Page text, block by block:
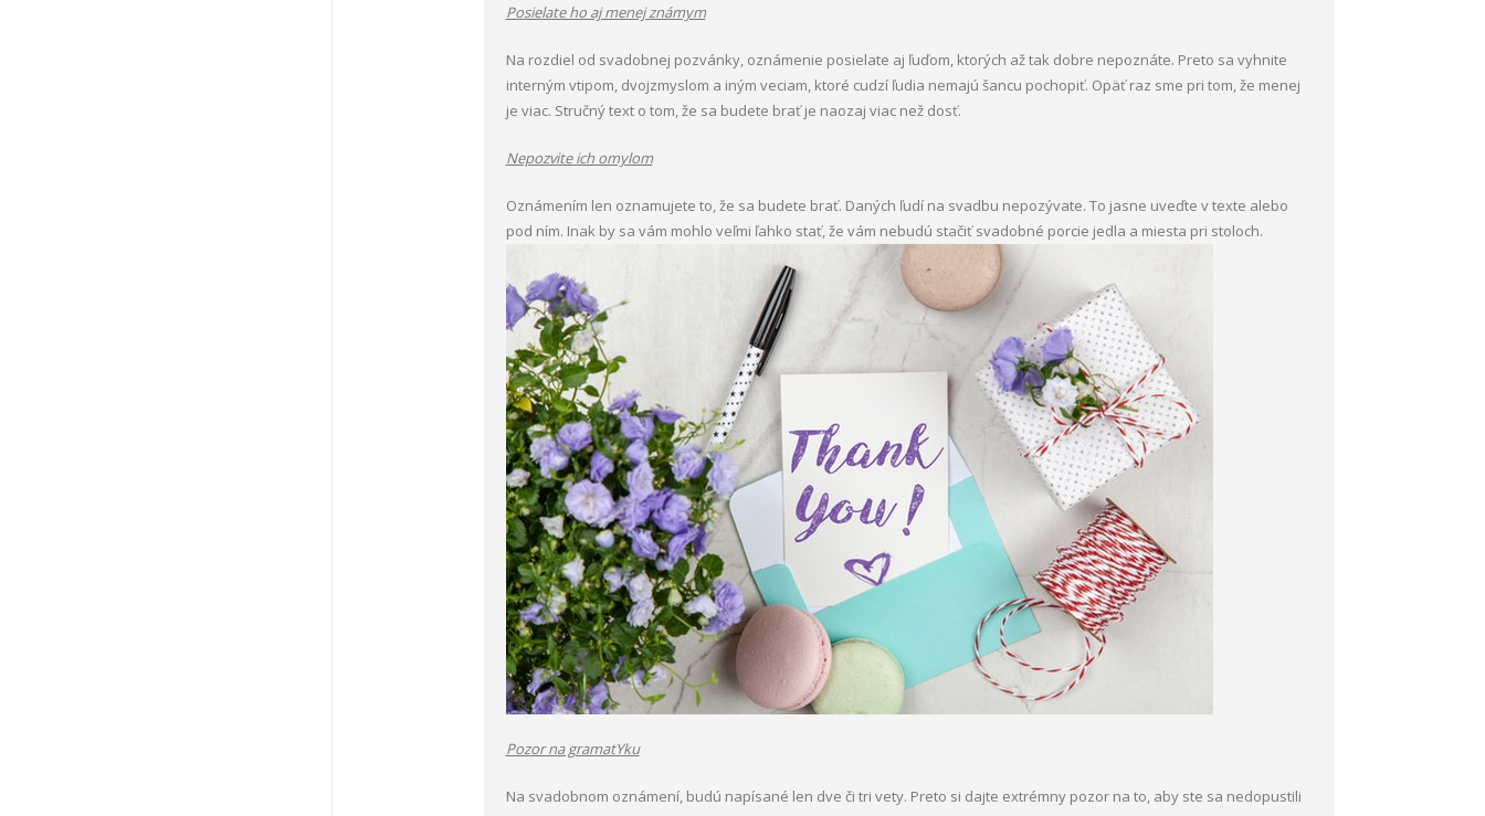
Posielate ho aj menej známym
Na rozdiel od svadobnej pozvánky, oznámenie posielate aj ľuďom, ktorých až tak dobre nepoznáte. Preto sa vyhnite
interným vtipom, dvojzmyslom a iným veciam, ktoré cudzí ľudia nemajú šancu pochopiť. Opäť raz sme pri tom, že menej
je viac. Stručný text o tom, že sa budete brať je naozaj viac než dosť.
Nepozvite ich omylom
Oznámením len oznamujete to, že sa budete brať. Daných ľudí na svadbu nepozývate. To jasne uveďte v texte alebo
pod ním. Inak by sa vám mohlo veľmi ľahko stať, že vám nebudú stačiť svadobné porcie jedla a miesta pri stoloch.
Pozor na gramatYku
Na svadobnom oznámení, budú napísané len dve či tri vety. Preto si dajte extrémny pozor na to, aby ste sa nedopustili